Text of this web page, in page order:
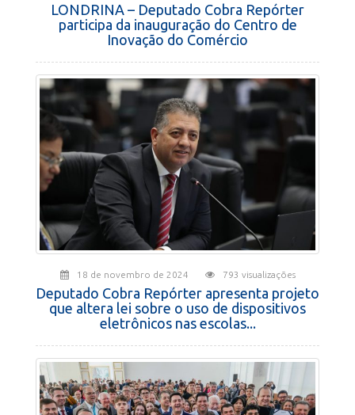
LONDRINA – Deputado Cobra Repórter
participa da inauguração do Centro de
Inovação do Comércio
18 de novembro de 2024 793 visualizações
Deputado Cobra Repórter apresenta projeto
que altera lei sobre o uso de dispositivos
eletrônicos nas escolas...